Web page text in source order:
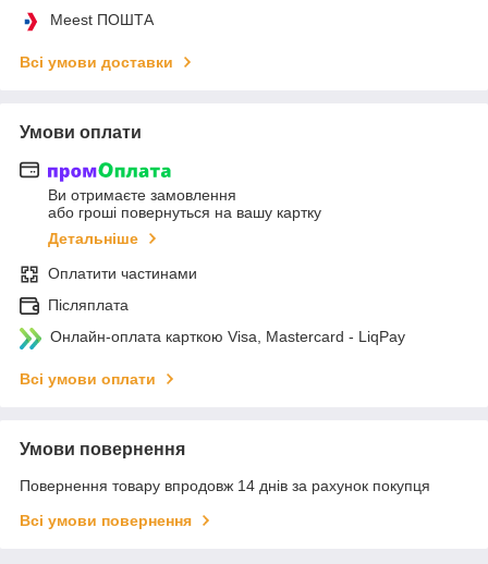
Meest ПОШТА
Всі умови доставки
Умови оплати
Ви отримаєте замовлення
або гроші повернуться на вашу картку
Детальніше
Оплатити частинами
Післяплата
Онлайн-оплата карткою Visa, Mastercard - LiqPay
Всі умови оплати
Умови повернення
Повернення товару впродовж 14 днів за рахунок покупця
Всі умови повернення